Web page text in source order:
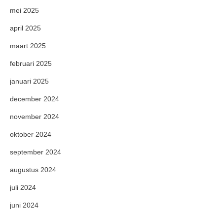
mei 2025
april 2025
maart 2025
februari 2025
januari 2025
december 2024
november 2024
oktober 2024
september 2024
augustus 2024
juli 2024
juni 2024